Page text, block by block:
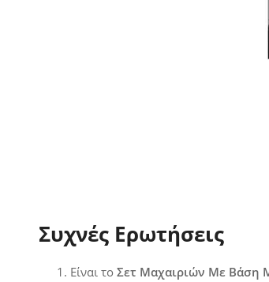
Συχνές Ερωτήσεις
Είναι το Σετ Μαχαιριών Με Βάση